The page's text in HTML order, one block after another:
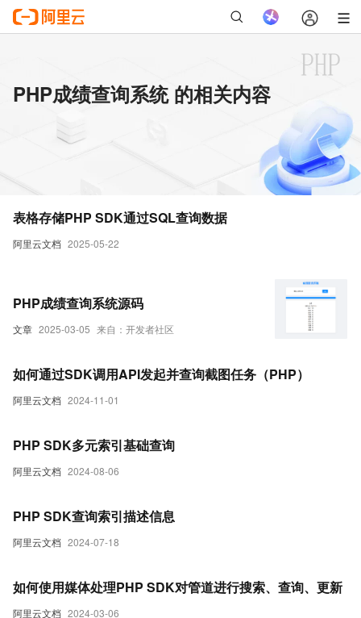
PHP成绩查询系统 的相关内容
阿里云文档 2025-05-22
表格存储PHP SDK通过SQL查询数据
文章 2025-03-05 来自：开发者社区
PHP成绩查询系统源码
阿里云文档 2024-11-01
如何通过SDK调用API发起并查询截图任务（PHP）
阿里云文档 2024-08-06
PHP SDK多元索引基础查询
阿里云文档 2024-07-18
PHP SDK查询索引描述信息
阿里云文档 2024-03-06
如何使用媒体处理PHP SDK对管道进行搜索、查询、更新